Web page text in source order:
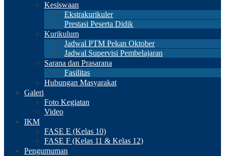
Kesiswaan
Ekstrakurikuler
Prestasi Peserta Didik
Kurikulum
Jadwal PTM Pekan Oktober
Jadwal Supervisi Pembelajaran
Sarana dan Prasarana
Fasilitas
Hubungan Masyarakat
Galeri
Foto Kegiatan
Video
IKM
FASE E (Kelas 10)
FASE F (Kelas 11 & Kelas 12)
Pengumuman